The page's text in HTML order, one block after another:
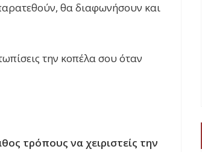
θα διαφωνήσουν και
την κοπέλα σου όταν
τρόπους να χειριστείς την